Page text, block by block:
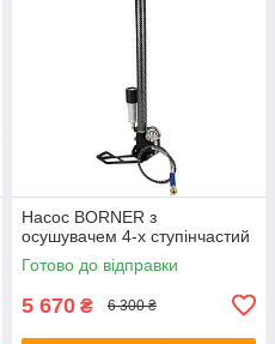
Насос BORNER з
осушувачем 4-х ступінчастий
Готово до відправки
5 670 ₴ 6 300 ₴